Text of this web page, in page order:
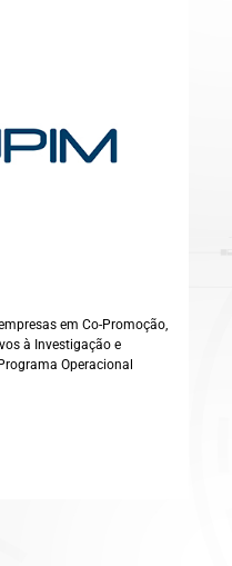
em Co-Promoção,
à Investigação e
Operacional